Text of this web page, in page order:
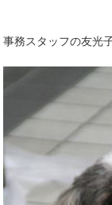
事務スタッフの友